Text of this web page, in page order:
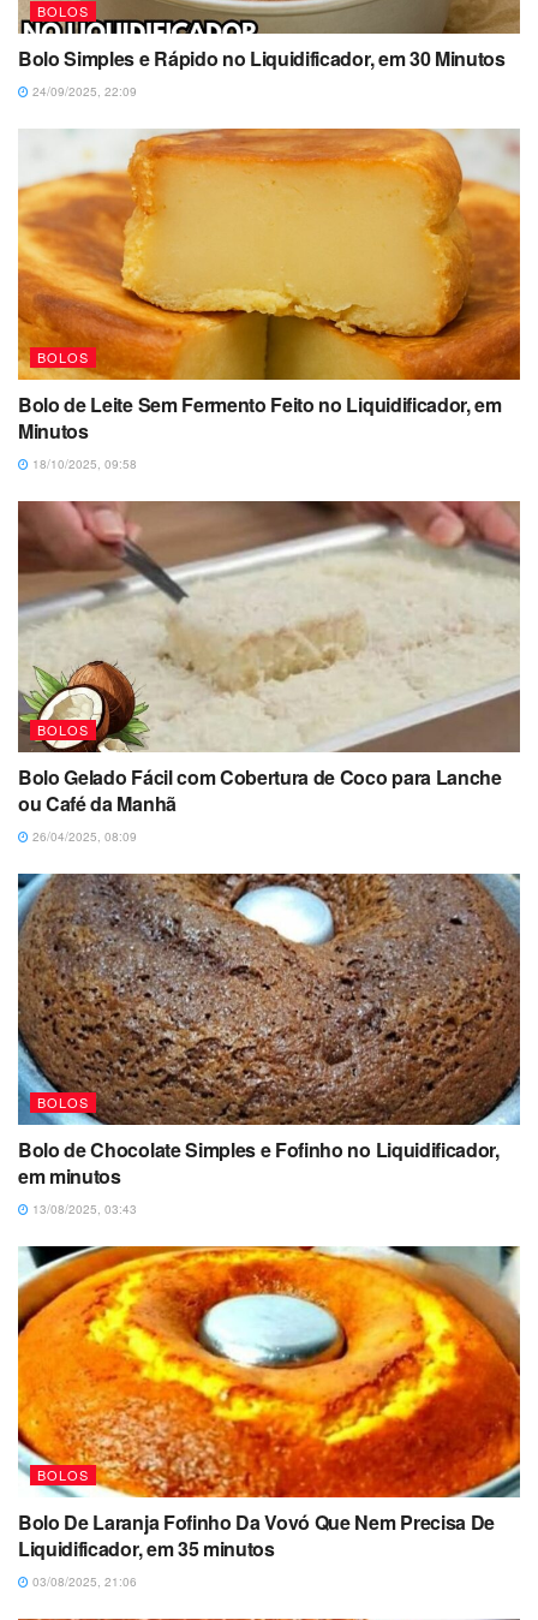
BOLOS
Bolo Simples e Rápido no Liquidificador, em 30 Minutos
24/09/2025, 22:09
BOLOS
Bolo de Leite Sem Fermento Feito no Liquidificador, em
Minutos
18/10/2025, 09:58
BOLOS
Bolo Gelado Fácil com Cobertura de Coco para Lanche
ou Café da Manhã
26/04/2025, 08:09
BOLOS
Bolo de Chocolate Simples e Fofinho no Liquidificador,
em minutos
13/08/2025, 03:43
BOLOS
Bolo De Laranja Fofinho Da Vovó Que Nem Precisa De
Liquidificador, em 35 minutos
03/08/2025, 21:06